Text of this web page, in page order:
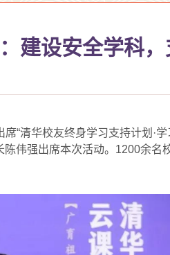
建设安全学科
席“清华校友终身学习支持计划 ·学
伟强出席本次活动。 1200余名